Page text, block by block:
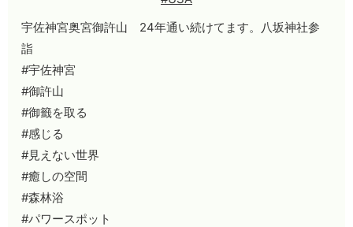
宇佐神宮奥宮御許山 24年通い続けてます。八坂神社参
詣
#宇佐神宮
#御許山
#御籤を取る
#感じる
#見えない世界
#癒しの空間
#森林浴
#パワースポット